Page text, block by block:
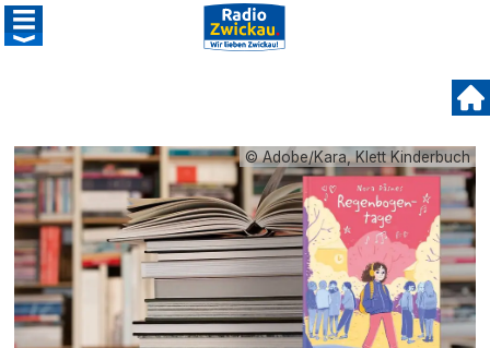
© Adobe/Kara, Klett Kinderbuch